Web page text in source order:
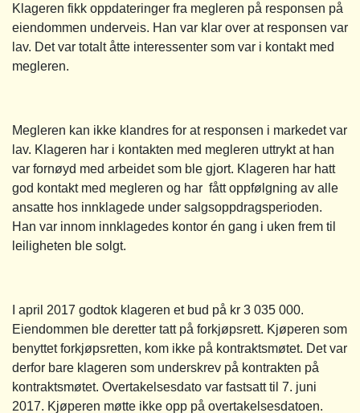
Klageren fikk oppdateringer fra megleren på responsen på
eiendommen underveis. Han var klar over at responsen var
lav. Det var totalt åtte interessenter som var i kontakt med
megleren.
Megleren kan ikke klandres for at responsen i markedet var
lav. Klageren har i kontakten med megleren uttrykt at han
var fornøyd med arbeidet som ble gjort. Klageren har hatt
god kontakt med megleren og har fått oppfølgning av alle
ansatte hos innklagede under salgsoppdragsperioden.
Han var innom innklagedes kontor én gang i uken frem til
leiligheten ble solgt.
I april 2017 godtok klageren et bud på kr 3 035 000.
Eiendommen ble deretter tatt på forkjøpsrett. Kjøperen som
benyttet forkjøpsretten, kom ikke på kontraktsmøtet. Det var
derfor bare klageren som underskrev på kontrakten på
kontraktsmøtet. Overtakelsesdato var fastsatt til 7. juni
2017. Kjøperen møtte ikke opp på overtakelsesdatoen.